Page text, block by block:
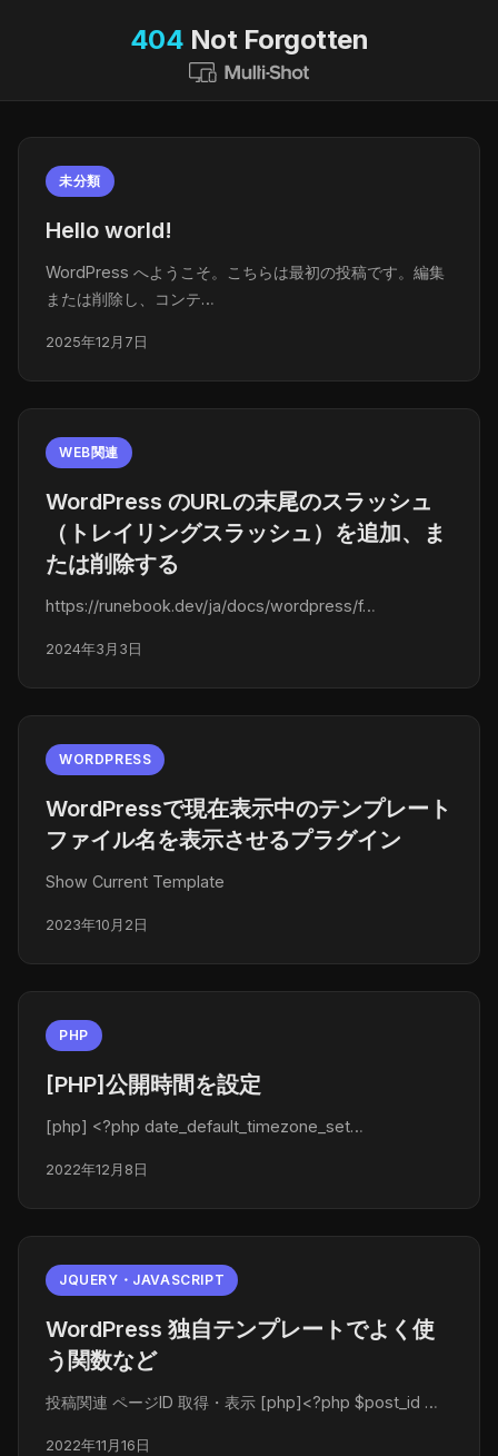
404 Not Forgotten
未分類
Hello world!
WordPress へようこそ。こちらは最初の投稿です。編集
または削除し、コンテ…
2025年12月7日
WEB関連
WordPress のURLの末尾のスラッシュ
（トレイリングスラッシュ）を追加、ま
たは削除する
https://runebook.dev/ja/docs/wordpress/f…
2024年3月3日
WORDPRESS
WordPressで現在表示中のテンプレート
ファイル名を表示させるプラグイン
Show Current Template
2023年10月2日
PHP
[PHP]公開時間を設定
[php] <?php date_default_timezone_set…
2022年12月8日
JQUERY・JAVASCRIPT
WordPress 独自テンプレートでよく使
う関数など
投稿関連 ページID 取得・表示 [php]<?php $post_id …
2022年11月16日